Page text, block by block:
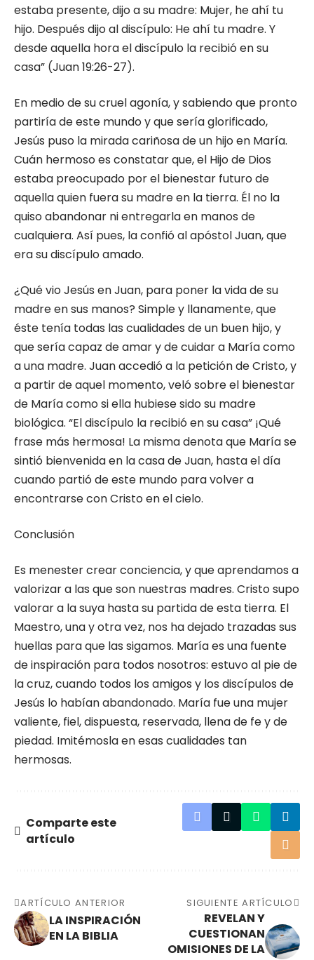
estaba presente, dijo a su madre: Mujer, he ahí tu
hijo. Después dijo al discípulo: He ahí tu madre. Y
desde aquella hora el discípulo la recibió en su
casa” (Juan 19:26-27).
En medio de su cruel agonía, y sabiendo que pronto
partiría de este mundo y que sería glorificado,
Jesús puso la mirada cariñosa de un hijo en María.
Cuán hermoso es constatar que, el Hijo de Dios
estaba preocupado por el bienestar futuro de
aquella quien fuera su madre en la tierra. Él no la
quiso abandonar ni entregarla en manos de
cualquiera. Así pues, la confió al apóstol Juan, que
era su discípulo amado.
¿Qué vio Jesús en Juan, para poner la vida de su
madre en sus manos? Simple y llanamente, que
éste tenía todas las cualidades de un buen hijo, y
que sería capaz de amar y de cuidar a María como
a una madre. Juan accedió a la petición de Cristo, y
a partir de aquel momento, veló sobre el bienestar
de María como si ella hubiese sido su madre
biológica. “El discípulo la recibió en su casa” ¡Qué
frase más hermosa! La misma denota que María se
sintió bienvenida en la casa de Juan, hasta el día
cuando partió de este mundo para volver a
encontrarse con Cristo en el cielo.
Conclusión
Es menester crear conciencia, y que aprendamos a
valorizar a las que son nuestras madres. Cristo supo
valorar a la suya hasta su partida de esta tierra. El
Maestro, una y otra vez, nos ha dejado trazadas sus
huellas para que las sigamos. María es una fuente
de inspiración para todos nosotros: estuvo al pie de
la cruz, cuando todos los amigos y los discípulos de
Jesús lo habían abandonado. María fue una mujer
valiente, fiel, dispuesta, reservada, llena de fe y de
piedad. Imitémosla en esas cualidades tan
hermosas.
Comparte este
artículo
ARTÍCULO ANTERIOR
LA INSPIRACIÓN
EN LA BIBLIA
SIGUIENTE ARTÍCULO
REVELAN Y
CUESTIONAN
OMISIONES DE LA